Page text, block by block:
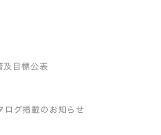
及目標公表
ログ掲載のお知らせ